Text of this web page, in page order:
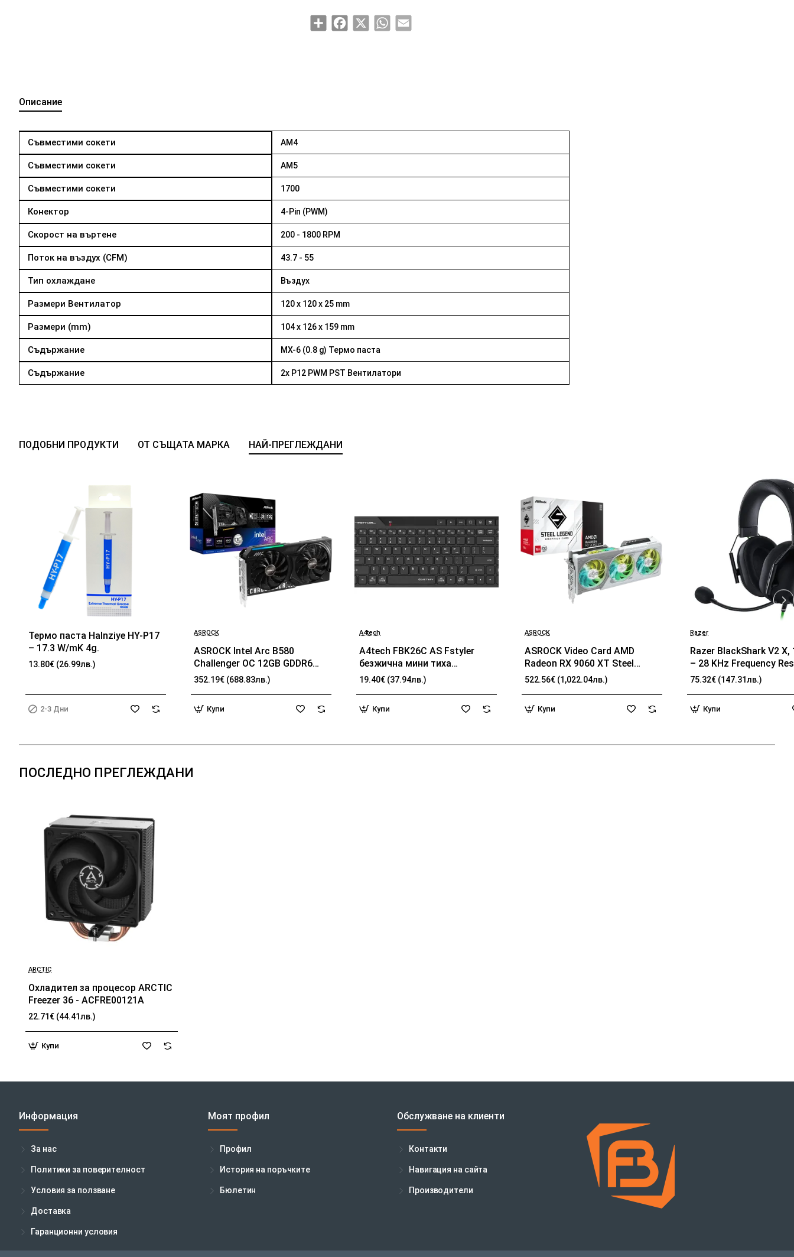
Share Facebook
X WhatsApp
Email
Описание
Съвместими сокети AM4
Съвместими сокети AM5
Съвместими сокети 1700
Конектор 4-Pin (PWM)
Скорост на въртене 200 - 1800 RPM
Поток на въздух (CFM) 43.7 - 55
Тип охлаждане Въздух
Размери Вентилатор 120 x 120 x 25 mm
Размери (mm) 104 x 126 x 159 mm
Съдържание MX-6 (0.8 g) Термо паста
Съдържание 2x P12 PWM PST Вентилатори
ПОДОБНИ ПРОДУКТИ ОТ СЪЩАТА МАРКА НАЙ-ПРЕГЛЕЖДАНИ
БЕСТСЕЛЪР
2-3 Дни
Термо паста Halnziye HY-P17
– 17.3 W/mK 4g.
13.80€ (26.99лв.)
2-3 Дни
ASROCK
ASROCK Intel Arc B580
Challenger OC 12GB GDDR6
192-bit HDMI 3x DP
352.19€ (688.83лв.)
Купи
A4tech
A4tech FBK26C AS Fstyler
безжичнa мини тиха
клавиатура, Multi-mode,
презареждаема батерия,
19.40€ (37.94лв.)
Купи
ASROCK
ASROCK Video Card AMD
Radeon RX 9060 XT Steel
Legend OC 16GB GDDR6 128-
bit HDMI 2x DP
522.56€ (1,022.04лв.)
Купи
Razer
Razer BlackShark V2 X,
– 28 KHz Frequency
32 Ω (1 kHz)
TriForce Driver,
passive noise
75.32€ (147.31лв.)
Купи
ПОСЛЕДНО ПРЕГЛЕЖДАНИ
ARCTIC
Охладител за процесор ARCTIC
Freezer 36 - ACFRE00121A
22.71€ (44.41лв.)
Купи
Информация
За нас
Политики за поверителност
Условия за ползване
Доставка
Гаранционни условия
Моят профил
Профил
История на поръчките
Бюлетин
Обслужване на клиенти
Контакти
Навигация на сайта
Производители